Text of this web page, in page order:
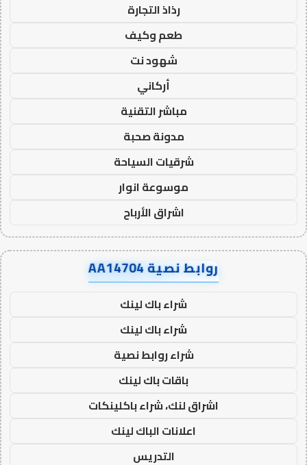
رذاذ التجارة
طعم وكيف
شهود نت
أركاني
مباشر التقنية
مدونة صحبة
شرقيات السياحة
موسوعة انوار
اشراق الأرباح
روابط نصية AA14704
شراء باك لينك
شراء باك لينك
شراء روابط نصية
باقات باك لينك
اشراق لنك، شراء باكلينكات
اعلانات الباك لينك
التدريس